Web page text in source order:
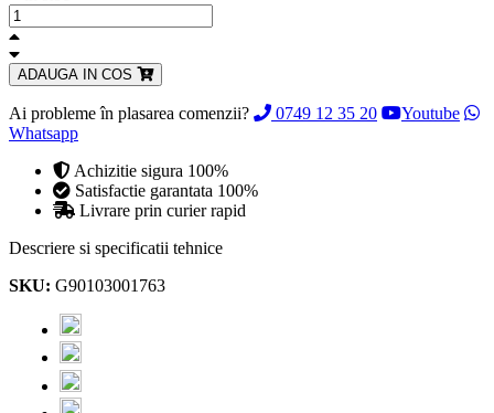
ADAUGA IN COS
Ai probleme în plasarea comenzii? 0749 12 35 20
Youtube
Whatsapp
Achizitie sigura 100%
Satisfactie garantata 100%
Livrare prin curier rapid
Descriere si specificatii tehnice
SKU: G90103001763